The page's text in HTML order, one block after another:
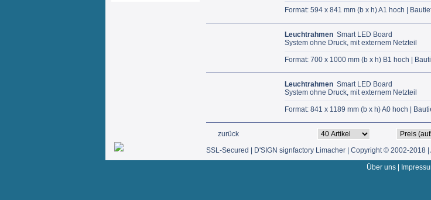
Format: 594 x 841 mm (b x h) A1 hoch |
Leuchtrahmen Smart LED Board
System ohne Druck, mit externem Netzteil
Format: 700 x 1000 mm (b x h) B1 hoch |
Leuchtrahmen Smart LED Board
System ohne Druck, mit externem Netzteil
Format: 841 x 1189 mm (b x h) A0 hoch |
zurück
SSL-Secured | D'SIGN signfactory Limacher | Copyright © 2002-2018
Über uns